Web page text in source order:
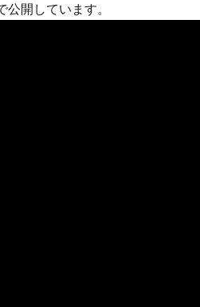
開しています。